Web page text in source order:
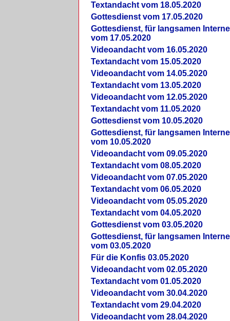
Textandacht vom 18.05.2020
Gottesdienst vom 17.05.2020
Gottesdienst, für langsamen
vom 17.05.2020
Videoandacht vom 16.05.2020
Textandacht vom 15.05.2020
Videoandacht vom 14.05.2020
Textandacht vom 13.05.2020
Videoandacht vom 12.05.2020
Textandacht vom 11.05.2020
Gottesdienst vom 10.05.2020
Gottesdienst, für langsamen
vom 10.05.2020
Videoandacht vom 09.05.2020
Textandacht vom 08.05.2020
Videoandacht vom 07.05.2020
Textandacht vom 06.05.2020
Videoandacht vom 05.05.2020
Textandacht vom 04.05.2020
Gottesdienst vom 03.05.2020
Gottesdienst, für langsamen
vom 03.05.2020
Für die Konfis 03.05.2020
Videoandacht vom 02.05.2020
Textandacht vom 01.05.2020
Videoandacht vom 30.04.2020
Textandacht vom 29.04.2020
Videoandacht vom 28.04.2020